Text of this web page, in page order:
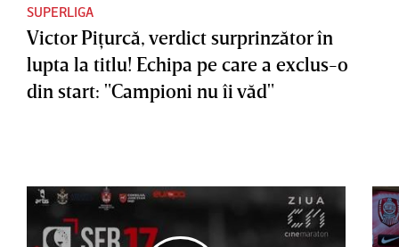
SUPERLIGA
Victor Piţurcă, verdict surprinzător în
lupta la titlu! Echipa pe care a exclus-o
din start: "Campioni nu îi văd"